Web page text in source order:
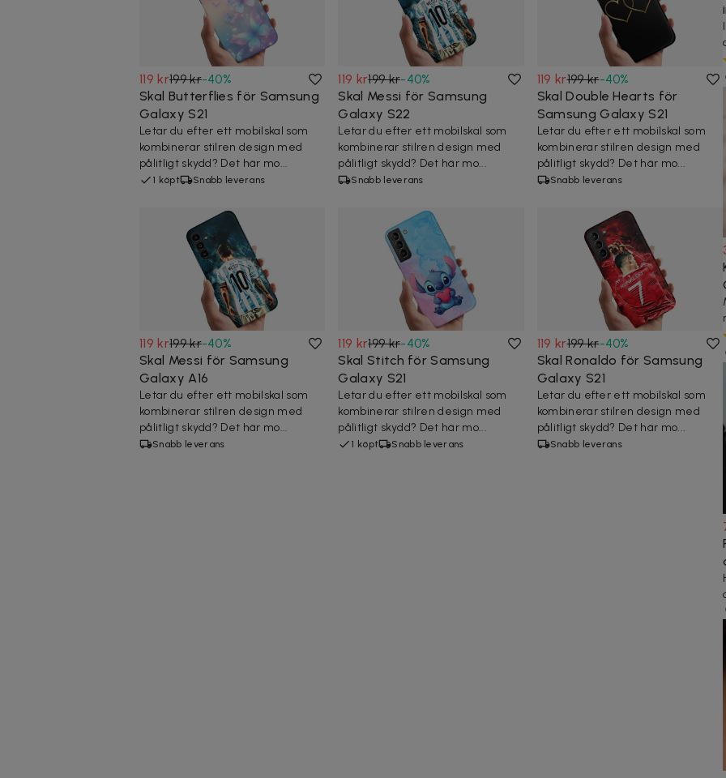
119 kr199 kr-40%
Skal Butterflies för Samsung
Galaxy S21
Letar du efter ett mobilskal som
kombinerar stilren design med
pålitligt skydd? Det här mo...
1 köpt Snabb leverans
119 kr199 kr-40%
Skal Messi för Samsung
Galaxy S22
Letar du efter ett mobilskal som
kombinerar stilren design med
pålitligt skydd? Det här mo...
Snabb leverans
119 kr199 kr-40%
Skal Double Hearts för
Samsung Galaxy S21
Letar du efter ett mobilskal som
kombinerar stilren design med
pålitligt skydd? Det här mo...
Snabb leverans
119 kr199 kr-40%
Skal Messi för Samsung
Galaxy A16
Letar du efter ett mobilskal som
kombinerar stilren design med
pålitligt skydd? Det här mo...
Snabb leverans
119 kr199 kr-40%
Skal Stitch för Samsung
Galaxy S21
Letar du efter ett mobilskal som
kombinerar stilren design med
pålitligt skydd? Det här mo...
1 köpt Snabb leverans
119 kr199 kr-40%
Skal Ronaldo för Samsung
Galaxy S21
Letar du efter ett mobilskal som
kombinerar stilren design med
pålitligt skydd? Det här mo...
Snabb leverans